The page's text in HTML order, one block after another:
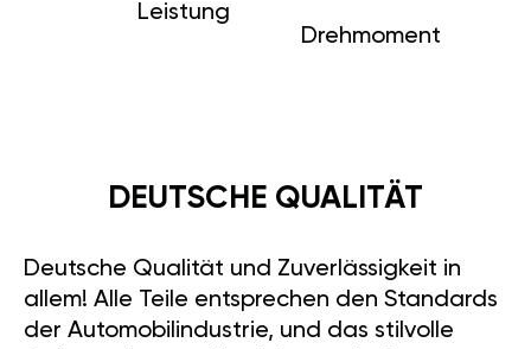
Leistung
Drehmoment
DEUTSCHE QUALITÄT
Deutsche Qualität und Zuverlässigkeit in
allem! Alle Teile entsprechen den Standards
der Automobilindustrie, und das stilvolle